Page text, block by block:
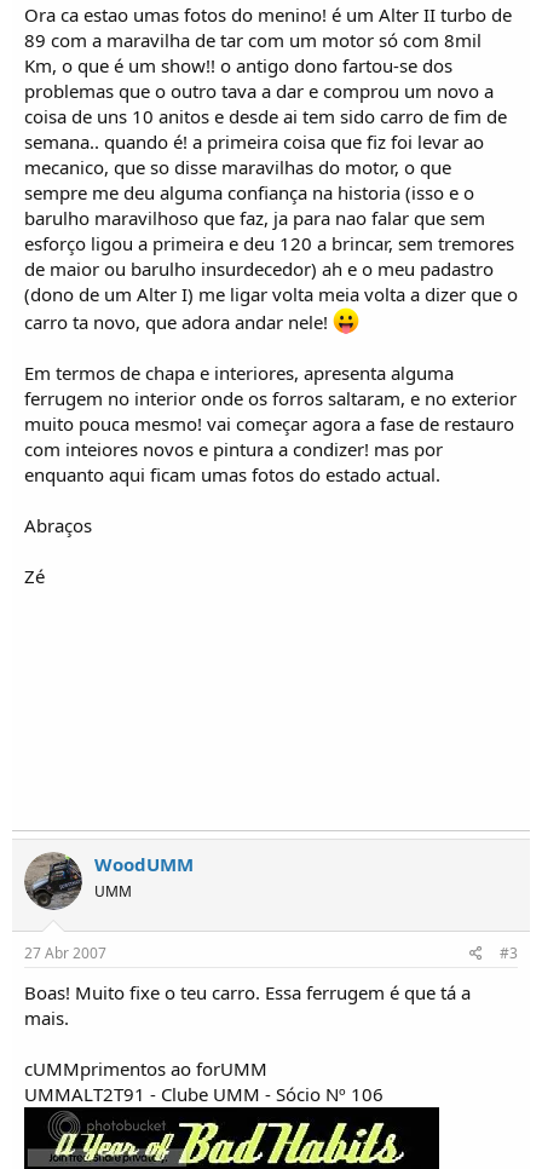
T
ó
p
i
c
s
o
Ora ca estao umas fotos do menino! é um Alter II turbo de
89 com a maravilha de tar com um motor só com 8mil
Km, o que é um show!! o antigo dono fartou-se dos
problemas que o outro tava a dar e comprou um novo a
coisa de uns 10 anitos e desde ai tem sido carro de fim de
semana.. quando é! a primeira coisa que fiz foi levar ao
mecanico, que so disse maravilhas do motor, o que
sempre me deu alguma confiança na historia (isso e o
barulho maravilhoso que faz, ja para nao falar que sem
esforço ligou a primeira e deu 120 a brincar, sem tremores
de maior ou barulho insurdecedor) ah e o meu padastro
(dono de um Alter I) me ligar volta meia volta a dizer que o
carro ta novo, que adora andar nele!
Em termos de chapa e interiores, apresenta alguma
ferrugem no interior onde os forros saltaram, e no exterior
muito pouca mesmo! vai começar agora a fase de restauro
com inteiores novos e pintura a condizer! mas por
enquanto aqui ficam umas fotos do estado actual.
Abraços
Zé
WoodUMM
UMM
27 Abr 2007 #3
Boas! Muito fixe o teu carro. Essa ferrugem é que tá a
mais.
cUMMprimentos ao forUMM
UMMALT2T91 - Clube UMM - Sócio Nº 106